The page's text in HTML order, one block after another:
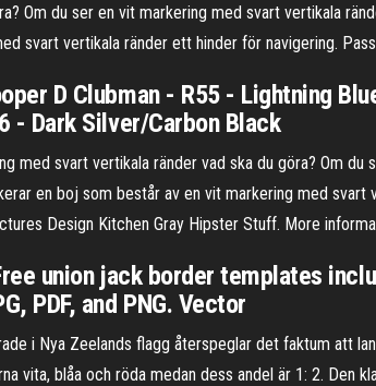
Om du ser en vit markering med svart vertikala
svart vertikala ränder ett hinder för navigering.
D Clubman - R55 - Lightning
- Dark Silver/Carbon Black
med svart vertikala ränder vad ska du göra? Om
en boj som består av en vit markering med
Design Kitchen Gray Hipster Stuff. More
union jack border templates
PDF, and PNG. Vector
i Nya Zeelands flagg återspeglar det faktum att
vita, blåa och röda medan dess andel är 1: 2. Den